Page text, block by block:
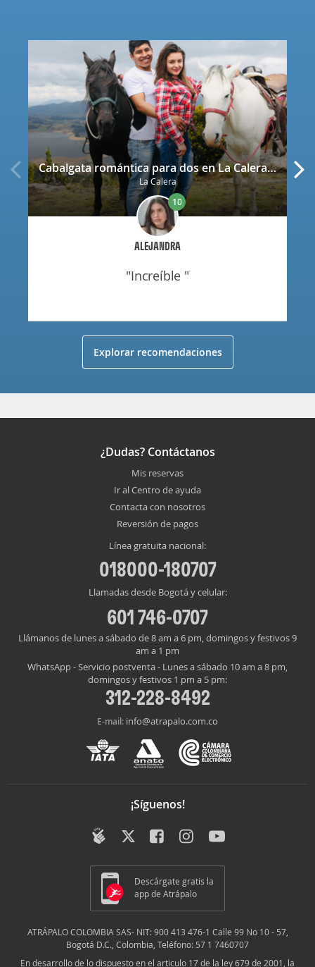
Cabalgata romántica para dos en La Calera con decoración
La Calera
ALEJANDRA
10
"increíble "
Explorar recomendaciones
¿Dudas? Contáctanos
Mis reservas
Ir al Centro de ayuda
Contacta con nosotros
Reversión de pagos
Línea gratuita nacional:
018000-180707
Llamadas desde Bogotá y celular:
601 746-0707
Llámanos de lunes a sábado de 8 am a 6 pm, domingos y festivos 9
am a 1 pm
WhatsApp - Servicio postventa - Lunes a sábado 10 am a 8 pm,
domingos y festivos 1 pm a 5 pm:
312-228-8492
E-mail: info@atrapalo.com.co
¡Síguenos!
Descárgate gratis la
app de Atrápalo
ATRÁPALO COLOMBIA SAS- NIT: 900 413 476-1 Calle 99 No 10 - 57,
Bogotá D.C., Colombia, Teléfono: 57 1 7460707
En desarrollo de lo dispuesto en el articulo 17 de la ley 679 de 2001, la